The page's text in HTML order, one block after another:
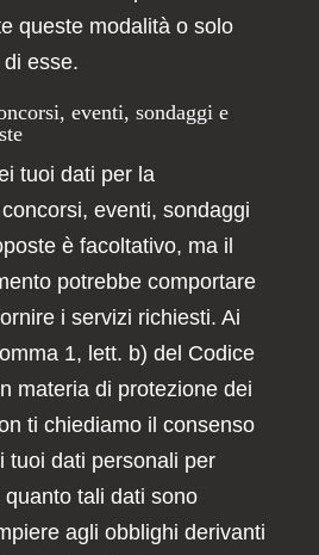
queste modalità o solo
esse.
eventi, sondaggi e
tuoi dati per la
eventi, sondaggi
è facoltativo, ma il
potrebbe comportare
i servizi richiesti. Ai
1, lett. b) del Codice
materia di protezione dei
ti chiediamo il consenso
tuoi dati personali per
tali dati sono
agli obblighi derivanti